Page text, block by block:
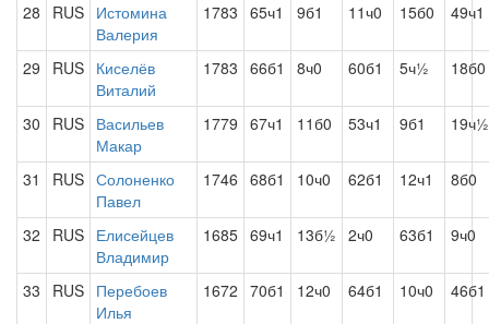
28 RUS Истомина
Валерия
1783 65ч1 9б1 11ч0 15б0 49ч1
29 RUS Киселёв
Виталий
1783 66б1 8ч0 60б1 5ч½ 18б0
30 RUS Васильев
Макар
1779 67ч1 11б0 53ч1 9б1 19ч½
31 RUS Солоненко
Павел
1746 68б1 10ч0 62б1 12ч1 8б0
32 RUS Елисейцев
Владимир
1685 69ч1 13б½ 2ч0 63б1 9ч0
33 RUS Перебоев
Илья
1672 70б1 12ч0 64б1 10ч0 46б1